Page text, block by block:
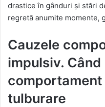
drastice în gânduri și stări
regretă anumite momente,
Cauzele
impulsiv. Când
tulburare